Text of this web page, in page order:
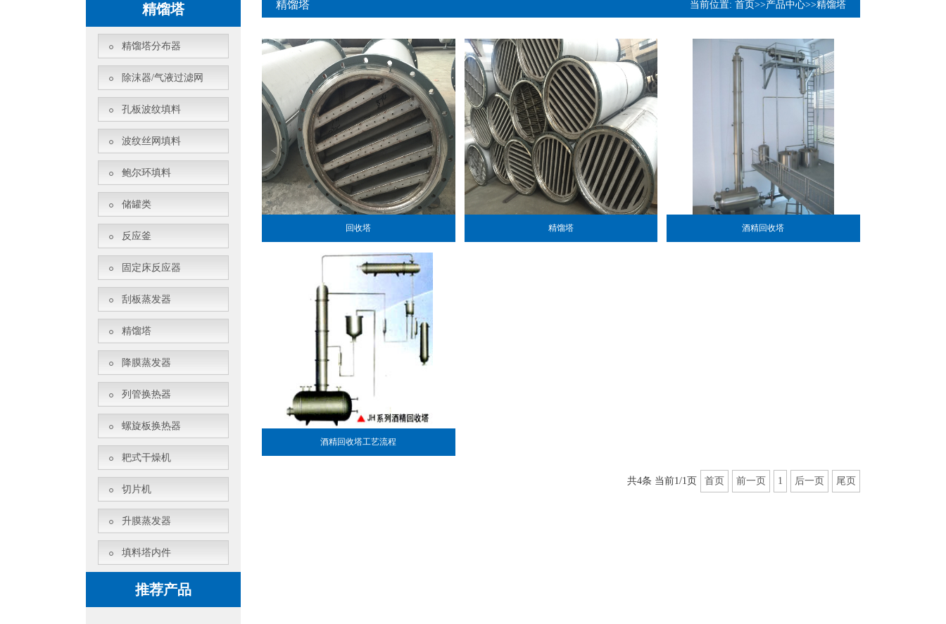
丝网除沫器中改性材料过滤材料是怎样过虑并除污的全过程基本原理
聚四氟乙烯丝网除沫器的应用领域、安装和维护有哪些细节
丝网除沫器设备中应用的实际效果、如何确定安装位置及安装和维护保养须知
精馏塔
精馏塔分布器
除沫器/气液过滤网
孔板波纹填料
波纹丝网填料
鲍尔环填料
储罐类
反应釜
固定床反应器
刮板蒸发器
精馏塔
降膜蒸发器
列管换热器
螺旋板换热器
耙式干燥机
切片机
升膜蒸发器
填料塔内件
推荐产品
精馏塔 当前位置: 首页>>产品中心>>精馏塔
回收塔 精馏塔 酒精回收塔
酒精回收塔工艺流程
共4条 当前1/1页 首页 前一页 1 后一页 尾页